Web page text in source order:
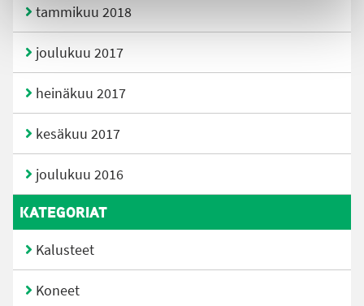
tammikuu 2018
joulukuu 2017
heinäkuu 2017
kesäkuu 2017
joulukuu 2016
KATEGORIAT
Kalusteet
Koneet